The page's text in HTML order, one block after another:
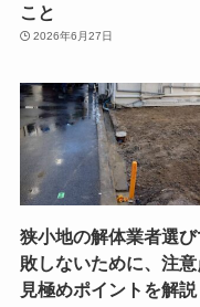
こと
2026年6月27日
狭小地の解体業者選
敗しないために、注意
見極めポイントを解説